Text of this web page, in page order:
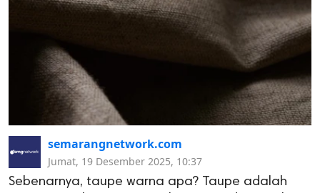
semarangnetwork.com
Jumat, 19 Desember 2025, 10:37
Sebenarnya, taupe warna apa? Taupe adalah